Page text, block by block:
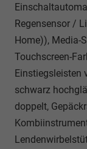
Regensensor /
Home)), Media-
Touchscreen-
Einstiegsleisten
schwarz
doppelt,